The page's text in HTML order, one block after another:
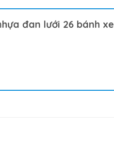
đan lưới 26 bánh xe